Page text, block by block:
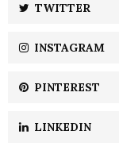
TWITTER
INSTAGRAM
PINTEREST
LINKEDIN